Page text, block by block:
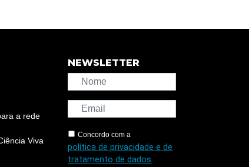
a rede
Viva
NEWSLETTER
Concordo com a
política de privacidade e de
tratamento de dados